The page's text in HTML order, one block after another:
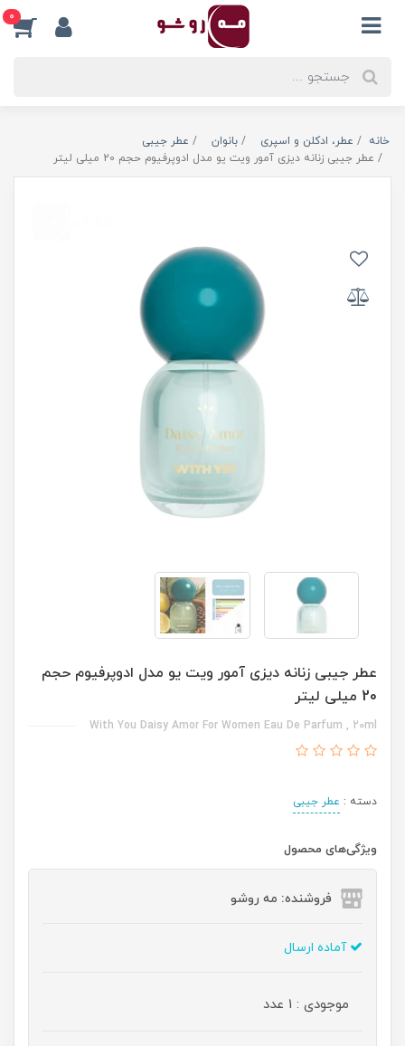
0
خانه عطر، ادکلن و اسپری بانوان
عطر جیبی
عطر جیبی زنانه دیزی آمور ویت یو مدل ادوپرفیوم حجم 20 میلی لیتر
عطر جیبی زنانه دیزی آمور ویت یو مدل ادوپرفیوم حجم
20 میلی لیتر
With You Daisy Amor For Women Eau De Parfum , 20ml
دسته : عطر جیبی
ویژگی‌های محصول
فروشنده: مه رو‌شو
آماده ارسال
موجودی : 1 عدد